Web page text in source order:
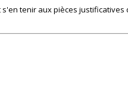
tenir aux pièces